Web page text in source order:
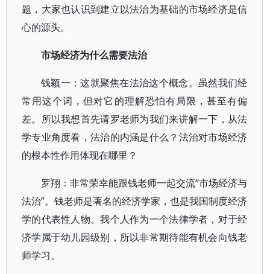
题，大家也认识到建立以法治为基础的市场经济是信
心的源头。
市场经济为什么需要法治
钱颖一：这就聚焦在法治这个概念。虽然我们经
常用这个词，但对它的理解恐怕有局限，甚至有偏
差。所以我想首先请罗老师为我们来讲解一下，从法
学专业角度看，法治的内涵是什么？法治对市场经济
的根本性作用体现在哪里？
罗翔：非常荣幸能跟钱老师一起交流“市场经济与
法治”。钱老师是著名的经济学家，也是我国制度经济
学的代表性人物。我个人作为一个法律学者，对于经
济学属于幼儿园级别，所以非常期待能有机会向钱老
师学习。